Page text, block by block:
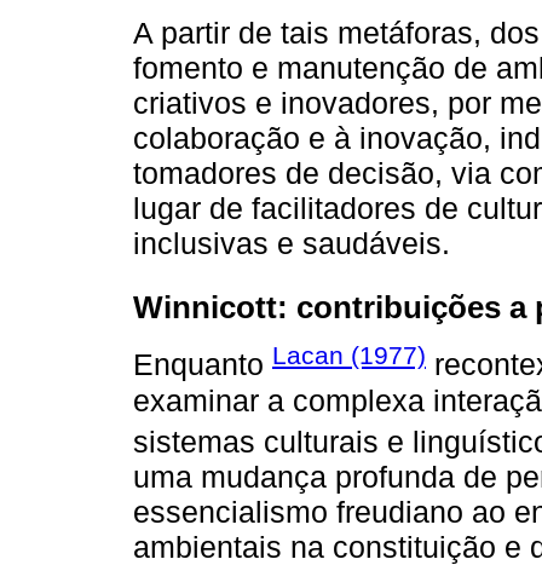
A partir de tais metáforas,
fomento e manutenção de
criativos e inovadores, por
colaboração e à inovação,
tomadores de decisão, via
lugar de facilitadores de
inclusivas e saudáveis.
Winnicott: contribuições a
Enquanto Lacan (1977)
examinar a complexa
sistemas culturais e
uma mudança profunda de
essencialismo freudiano ao
ambientais na constituição e